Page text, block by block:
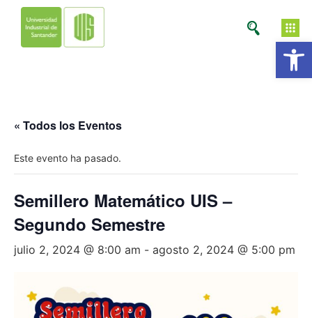
« Todos los Eventos
Este evento ha pasado.
Semillero Matemático UIS –
Segundo Semestre
julio 2, 2024 @ 8:00 am - agosto 2, 2024 @ 5:00 pm